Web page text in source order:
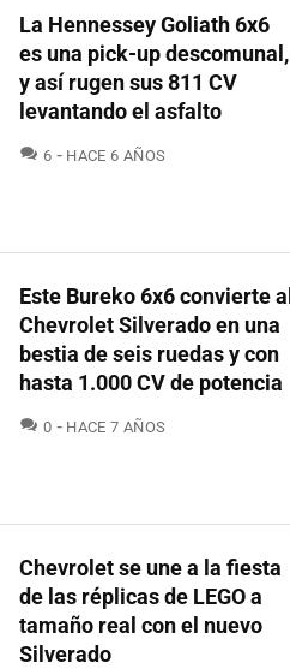
La Hennessey Goliath 6x6
es una pick-up descomunal,
y así rugen sus 811 CV
levantando el asfalto
6 COMENTARIOS
HACE 6 AÑOS
Este Bureko 6x6 convierte al
Chevrolet Silverado en una
bestia de seis ruedas y con
hasta 1.000 CV de potencia
0 COMENTARIOS
HACE 7 AÑOS
Chevrolet se une a la fiesta
de las réplicas de LEGO a
tamaño real con el nuevo
Silverado